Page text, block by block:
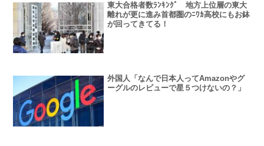
東大合格者数ﾗﾝｷﾝｸﾞ 地方上位層の東大
離れが更に進み首都圏のﾆﾜｶ高校にもお鉢
が回ってきてる！
外国人「なんで日本人ってAmazonやグ
ーグルのレビューで星５つけないの？」